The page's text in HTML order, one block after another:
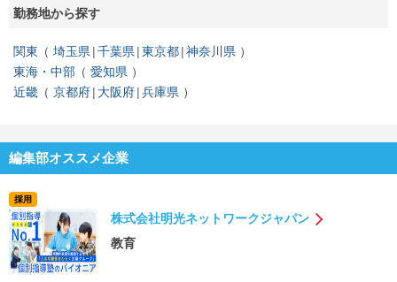
勤務地から探す
関東 埼玉県 千葉県 東京都 神奈川県
東海・中部
愛知県
近畿
京都府 大阪府 兵庫県
編集部オススメ企業
採用
株式会社明光ネットワークジャパン
教育